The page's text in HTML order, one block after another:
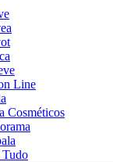
Line
Cosméticos
Tudo